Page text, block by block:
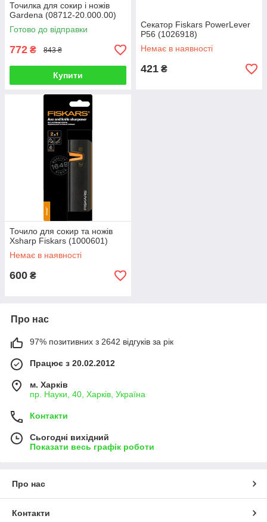
Точилка для сокир і ножів
Gardena (08712-20.000.00)
Готово до відправки
772 ₴ 843 ₴
Купити
Секатор Fiskars PowerLever
P56 (1026918)
Немає в наявності
421 ₴
Точило для сокир та ножів
Xsharp Fiskars (1000601)
Немає в наявності
600 ₴
Про нас
97% позитивних з 2642 відгуків за рік
Працює з 20.02.2012
м. Харків
пр. Науки, 40, Харків, Україна
Контакти
Сьогодні вихідний
Показати весь графік роботи
Про нас
Контакти